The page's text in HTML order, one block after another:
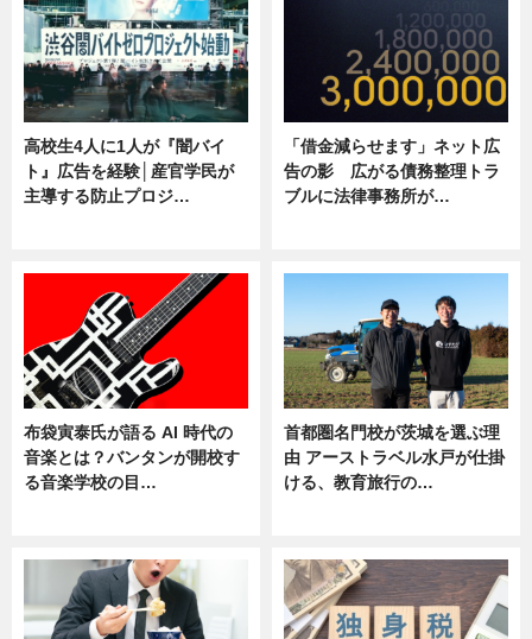
高校生4人に1人が『闇バイ
ト』広告を経験│産官学民が
主導する防止プロジ…
「借金減らせます」ネット広
告の影 広がる債務整理トラ
ブルに法律事務所が…
布袋寅泰氏が語る AI 時代の
音楽とは？バンタンが開校す
る音楽学校の目…
首都圏名門校が茨城を選ぶ理
由 アーストラベル水戸が仕掛
ける、教育旅行の…